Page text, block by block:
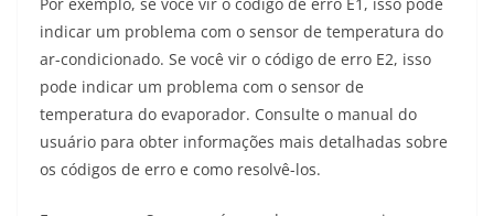
indicar um problema com o sensor de temperatura do
ar-condicionado. Se você vir o código de erro E2, isso
pode indicar um problema com o sensor de
temperatura do evaporador. Consulte o manual do
usuário para obter informações mais detalhadas sobre
os códigos de erro e como resolvê-los.